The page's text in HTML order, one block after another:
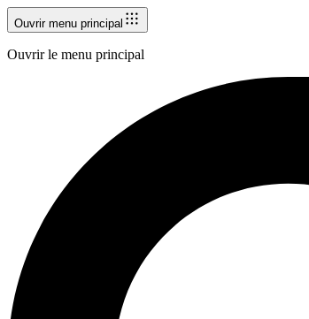
Ouvrir menu principal
Ouvrir le menu principal